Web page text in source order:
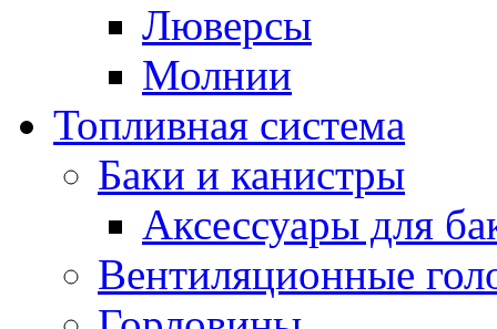
Люверсы
Молнии
Топливная система
Баки и канистры
Аксессуары для
Вентиляционные